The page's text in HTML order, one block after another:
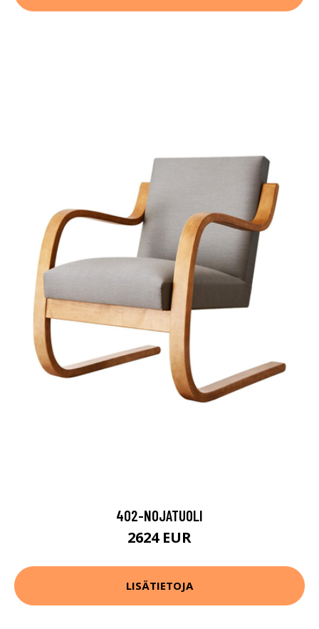
402-NOJATUOLI
2624 EUR
LISÄTIETOJA